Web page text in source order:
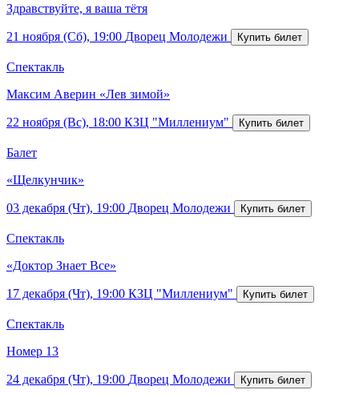
Здравствуйте, я ваша тётя
21 ноября (Сб), 19:00 Дворец Молодежи
Спектакль
Максим Аверин «Лев зимой»
22 ноября (Вс), 18:00 КЗЦ "Миллениум"
Балет
«Щелкунчик»
03 декабря (Чт), 19:00 Дворец Молодежи
Спектакль
«Доктор Знает Все»
17 декабря (Чт), 19:00 КЗЦ "Миллениум"
Спектакль
Номер 13
24 декабря (Чт), 19:00 Дворец Молодежи